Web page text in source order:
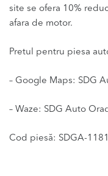
site se ofera 10%
afara de motor.
Pretul pentru piesa
– Google Maps: SDG
– Waze: SDG Auto
Cod piesă: SDGA-